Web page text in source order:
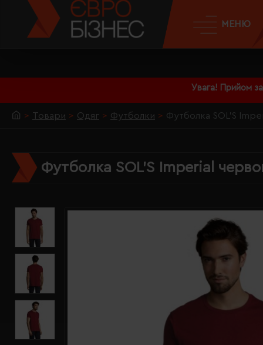
Увага! Прийом
МЕНЮ
Товари Одяг Футболки Футболка SOL'S
Футболка SOL'S Imperial